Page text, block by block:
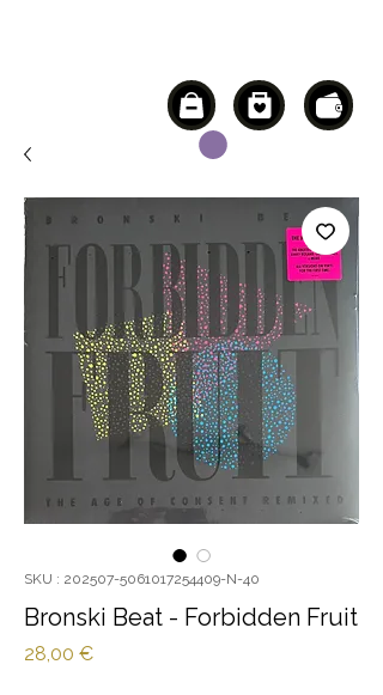
SKU : 202507-5061017254409-N-40
Bronski Beat - Forbidden Fruit
28,00 €Prix